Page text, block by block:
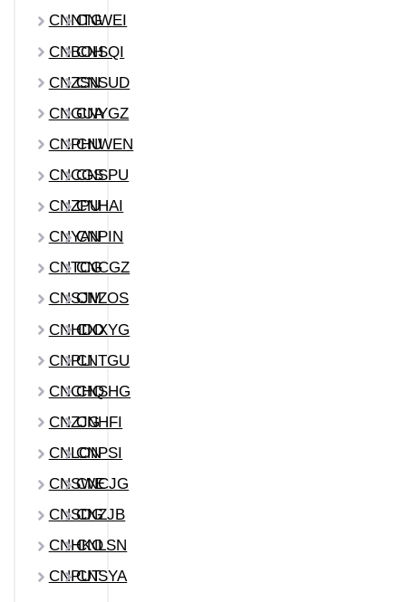
CNNTG
CNWEI
CNBOH
CNSQI
CNZSNCNSUD
CNGUACNYGZ
CNPHUCNWEN
CNCGSCNSPU
CNZPUCNHAI
CNYANCNPIN
CNTCGCNCGZ
CNSJMCNZOS
CNHDOCNXYG
CNPLICNTGU
CNCHQCNSHG
CNZJGCNHFI
CNLON
CNPSI
CNSWE
CNCJG
CNSDG
CNZJB
CNHKO
CNLSN
CNPUTCNSYA